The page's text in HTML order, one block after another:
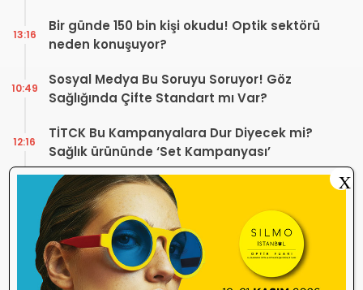
Bir günde 150 bin kişi okudu! Optik sektörü
neden konuşuyor?
13:16
Sosyal Medya Bu Soruyu Soruyor! Göz
Sağlığında Çifte Standart mı Var?
10:49
TİTCK Bu Kampanyalara Dur Diyecek mi?
Sağlık ürününde ‘Set Kampanyası’
12:16
X